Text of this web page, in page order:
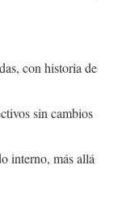
con historia de
sin cambios
interno, más allá